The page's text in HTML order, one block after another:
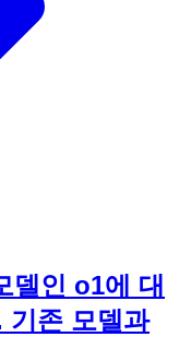
서 챗GPT를 최대한
델인 o1에 대
기존 모델과